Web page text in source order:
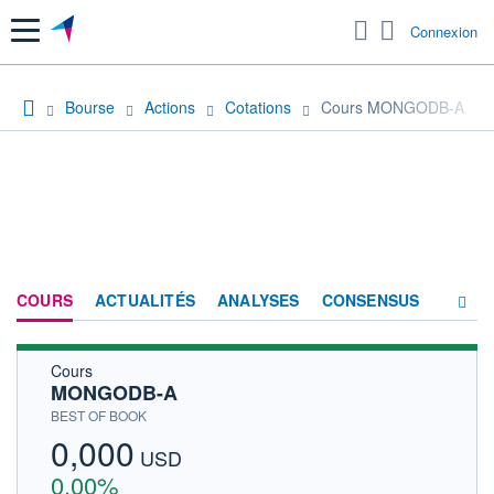
Menu Connexion
Bourse Actions Cotations Cours MONGODB-A
COURS ACTUALITÉS ANALYSES CONSENSUS
Cours
MONGODB-A
BEST OF BOOK
0,000 USD
0,00%